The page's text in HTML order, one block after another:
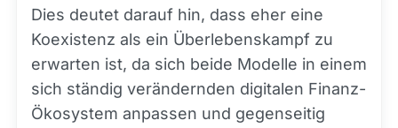
Dies deutet darauf hin, dass eher eine
Koexistenz als ein Überlebenskampf zu
erwarten ist, da sich beide Modelle in einem
sich ständig verändernden digitalen Finanz-
Ökosystem anpassen und gegenseitig